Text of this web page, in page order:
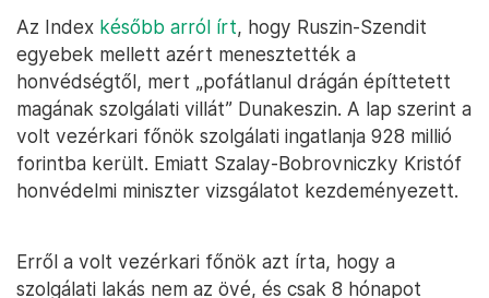
Az Index később arról írt, hogy Ruszin-Szendit
egyebek mellett azért menesztették a
honvédségtől, mert „pofátlanul drágán építtetett
magának szolgálati villát” Dunakeszin. A lap szerint a
volt vezérkari főnök szolgálati ingatlanja 928 millió
forintba került. Emiatt Szalay-Bobrovniczky Kristóf
honvédelmi miniszter vizsgálatot kezdeményezett.
Erről a volt vezérkari főnök azt írta, hogy a
szolgálati lakás nem az övé, és csak 8 hónapot